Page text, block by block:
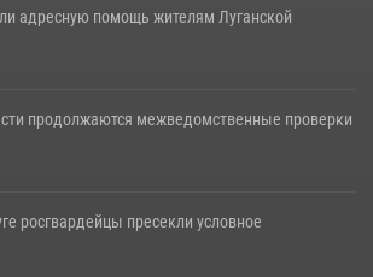
адресную помощь жителям Луганской
продолжаются межведомственные проверки
росгвардейцы пресекли условное